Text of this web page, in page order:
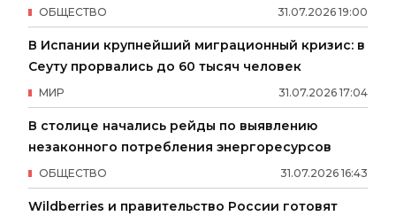
31.07.2026 19:00
ОБЩЕСТВО
В Испании крупнейший миграционный кризис: в
Сеуту прорвались до 60 тысяч человек
31.07.2026 17:04
МИР
В столице начались рейды по выявлению
незаконного потребления энергоресурсов
31.07.2026 16:43
ОБЩЕСТВО
Wildberries и правительство России готовят